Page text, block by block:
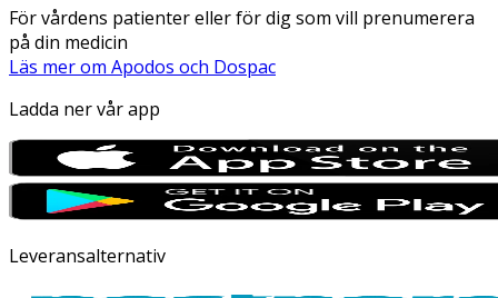
För vårdens patienter eller för dig som vill prenumerera
på din medicin
Läs mer om Apodos och Dospac
Ladda ner vår app
Leveransalternativ